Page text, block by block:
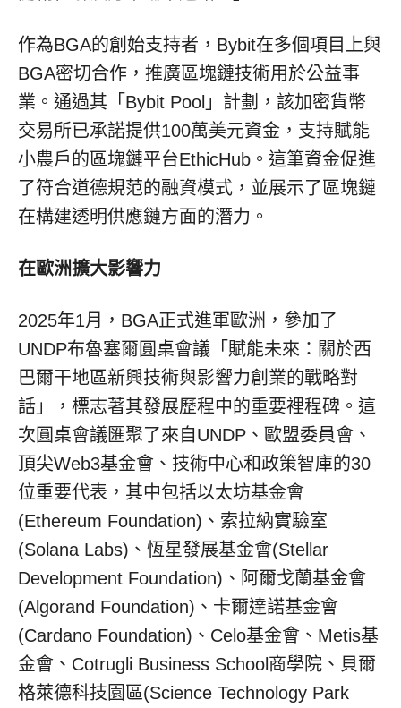
作為BGA的創始支持者，Bybit在多個項目上與
BGA密切合作，推廣區塊鏈技術用於公益事
業。通過其「Bybit Pool」計劃，該加密貨幣
交易所已承諾提供100萬美元資金，支持賦能
小農戶的區塊鏈平台EthicHub。這筆資金促進
了符合道德規范的融資模式，並展示了區塊鏈
在構建透明供應鏈方面的潛力。
在歐洲擴大影響力
2025年1月，BGA正式進軍歐洲，參加了
UNDP布魯塞爾圓桌會議「賦能未來：關於西
巴爾干地區新興技術與影響力創業的戰略對
話」，標志著其發展歷程中的重要裡程碑。這
次圓桌會議匯聚了來自UNDP、歐盟委員會、
頂尖Web3基金會、技術中心和政策智庫的30
位重要代表，其中包括以太坊基金會
(Ethereum Foundation)、索拉納實驗室
(Solana Labs)、恆星發展基金會(Stellar
Development Foundation)、阿爾戈蘭基金會
(Algorand Foundation)、卡爾達諾基金會
(Cardano Foundation)、Celo基金會、Metis基
金會、Cotrugli Business School商學院、貝爾
格萊德科技園區(Science Technology Park